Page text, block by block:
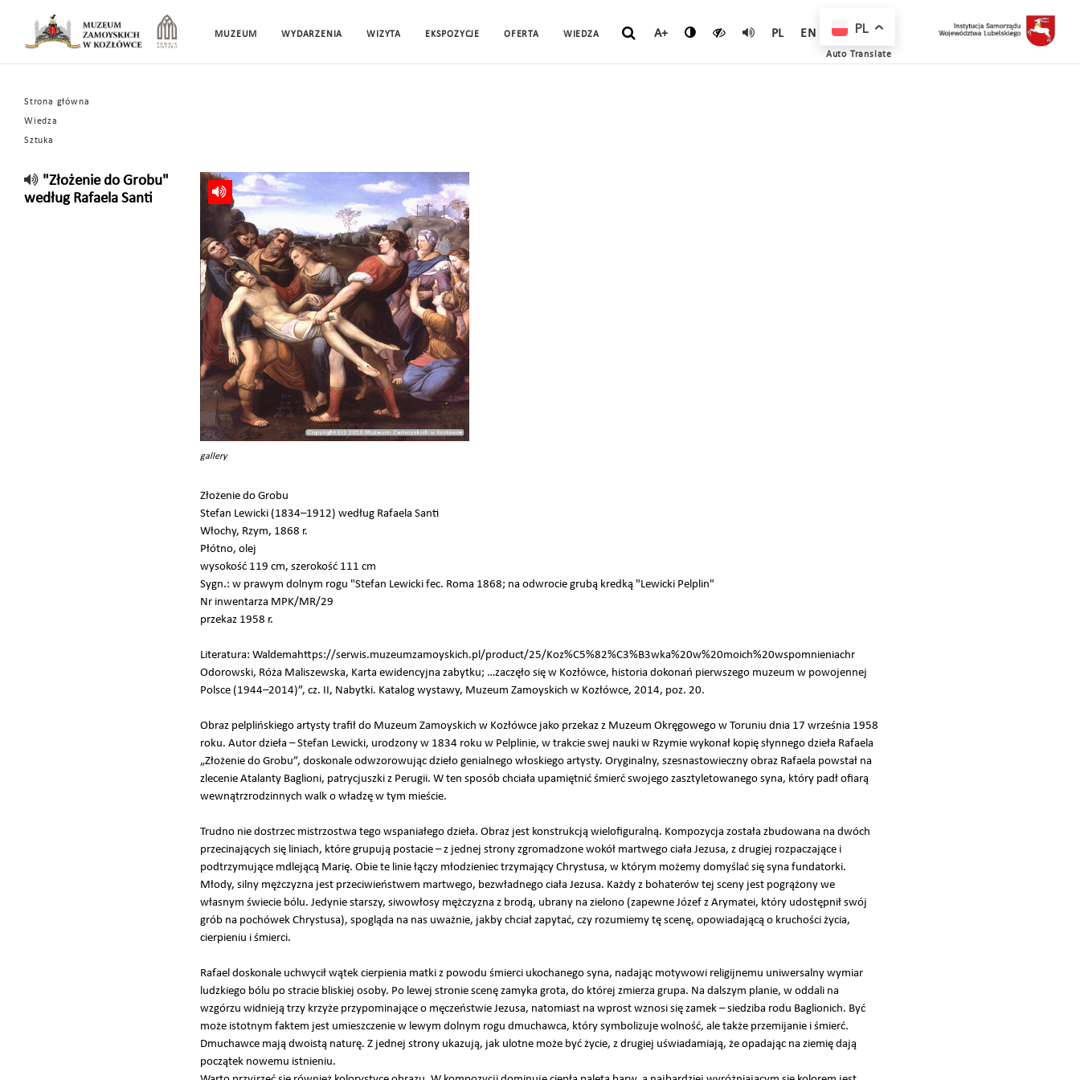
MUZEUM WYDARZENIA WIZYTA EKSPOZYCJE OFERTA WIEDZA A+ PL EN
Strona główna
Wiedza
Sztuka
"Złożenie do Grobu"
według Rafaela Santi
gallery
Złożenie do Grobu
Stefan Lewicki (1834–1912) według Rafaela Santi
Włochy, Rzym, 1868 r.
Płótno, olej
wysokość 119 cm, szerokość 111 cm
Sygn.: w prawym dolnym rogu "Stefan Lewicki fec. Roma 1868; na odwrocie grubą kredką "Lewicki Pelplin"
Nr inwentarza MPK/MR/29
przekaz 1958 r.
Literatura: Waldemahttps://serwis.muzeumzamoyskich.pl/product/25/Koz%C5%82%C3%B3wka%20w%20moich%20wspomnieniachr
Odorowski, Róża Maliszewska, Karta ewidencyjna zabytku; …zaczęło się w Kozłówce, historia dokonań pierwszego muzeum w powojennej
Polsce (1944–2014)”, cz. II, Nabytki. Katalog wystawy, Muzeum Zamoyskich w Kozłówce, 2014, poz. 20.
Obraz pelplińskiego artysty trafił do Muzeum Zamoyskich w Kozłówce jako przekaz z Muzeum Okręgowego w Toruniu dnia 17 września 1958
roku. Autor dzieła – Stefan Lewicki, urodzony w 1834 roku w Pelplinie, w trakcie swej nauki w Rzymie wykonał kopię słynnego dzieła Rafaela
„Złożenie do Grobu”, doskonale odwzorowując dzieło genialnego włoskiego artysty. Oryginalny, szesnastowieczny obraz Rafaela powstał na
zlecenie Atalanty Baglioni, patrycjuszki z Perugii. W ten sposób chciała upamiętnić śmierć swojego zasztyletowanego syna, który padł ofiarą
wewnątrzrodzinnych walk o władzę w tym mieście.
Trudno nie dostrzec mistrzostwa tego wspaniałego dzieła. Obraz jest konstrukcją wielofiguralną. Kompozycja została zbudowana na dwóch
przecinających się liniach, które grupują postacie – z jednej strony zgromadzone wokół martwego ciała Jezusa, z drugiej rozpaczające i
podtrzymujące mdlejącą Marię. Obie te linie łączy młodzieniec trzymający Chrystusa, w którym możemy domyślać się syna fundatorki.
Młody, silny mężczyzna jest przeciwieństwem martwego, bezwładnego ciała Jezusa. Każdy z bohaterów tej sceny jest pogrążony we
własnym świecie bólu. Jedynie starszy, siwowłosy mężczyzna z brodą, ubrany na zielono (zapewne Józef z Arymatei, który udostępnił swój
grób na pochówek Chrystusa), spogląda na nas uważnie, jakby chciał zapytać, czy rozumiemy tę scenę, opowiadającą o kruchości życia,
cierpieniu i śmierci.
Rafael doskonale uchwycił wątek cierpienia matki z powodu śmierci ukochanego syna, nadając motywowi religijnemu uniwersalny wymiar
ludzkiego bólu po stracie bliskiej osoby. Po lewej stronie scenę zamyka grota, do której zmierza grupa. Na dalszym planie, w oddali na
wzgórzu widnieją trzy krzyże przypominające o męczeństwie Jezusa, natomiast na wprost wznosi się zamek – siedziba rodu Baglionich. Być
może istotnym faktem jest umieszczenie w lewym dolnym rogu dmuchawca, który symbolizuje wolność, ale także przemijanie i śmierć.
Dmuchawce mają dwoistą naturę. Z jednej strony ukazują, jak ulotne może być życie, z drugiej uświadamiają, że opadając na ziemię dają
początek nowemu istnieniu.
PL
Auto Translate